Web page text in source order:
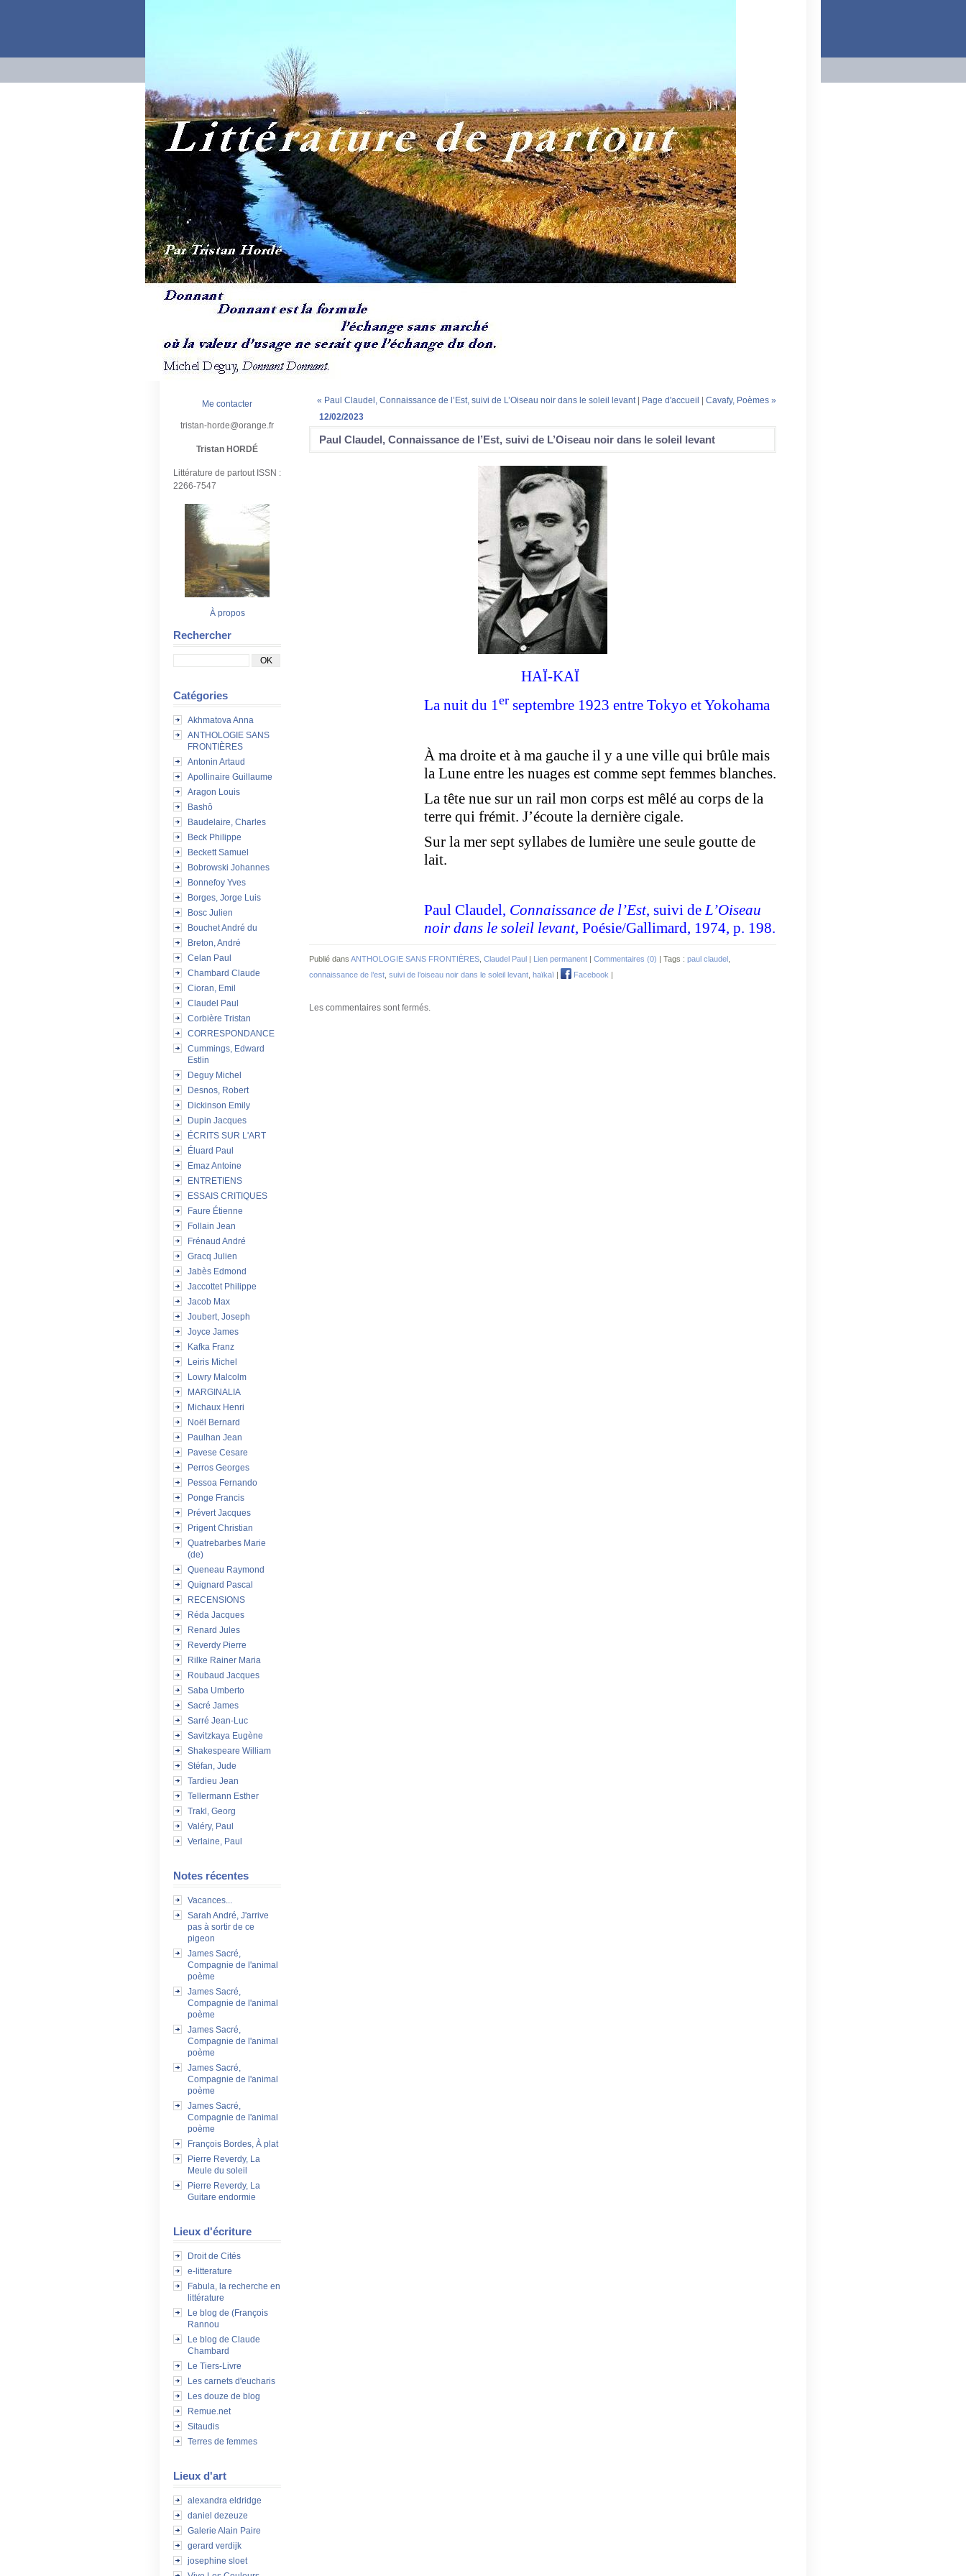
Me contacter
tristan-horde@orange.fr
Tristan HORDÉ
Littérature de partout ISSN :
2266-7547
À propos
Rechercher
Catégories
Akhmatova Anna
ANTHOLOGIE SANS
FRONTIÈRES
Antonin Artaud
Apollinaire Guillaume
Aragon Louis
Bashô
Baudelaire, Charles
Beck Philippe
Beckett Samuel
Bobrowski Johannes
Bonnefoy Yves
Borges, Jorge Luis
Bosc Julien
Bouchet André du
Breton, André
Celan Paul
Chambard Claude
Cioran, Emil
Claudel Paul
Corbière Tristan
CORRESPONDANCE
Cummings, Edward
Estlin
Deguy Michel
Desnos, Robert
Dickinson Emily
Dupin Jacques
ÉCRITS SUR L'ART
Éluard Paul
Emaz Antoine
ENTRETIENS
ESSAIS CRITIQUES
Faure Étienne
Follain Jean
Frénaud André
Gracq Julien
Jabès Edmond
Jaccottet Philippe
Jacob Max
Joubert, Joseph
Joyce James
Kafka Franz
Leiris Michel
Lowry Malcolm
MARGINALIA
Michaux Henri
Noël Bernard
Paulhan Jean
Pavese Cesare
Perros Georges
Pessoa Fernando
Ponge Francis
Prévert Jacques
Prigent Christian
Quatrebarbes Marie
(de)
Queneau Raymond
Quignard Pascal
RECENSIONS
Réda Jacques
Renard Jules
Reverdy Pierre
Rilke Rainer Maria
Roubaud Jacques
Saba Umberto
Sacré James
Sarré Jean-Luc
Savitzkaya Eugène
Shakespeare William
Stéfan, Jude
Tardieu Jean
Tellermann Esther
Trakl, Georg
Valéry, Paul
Verlaine, Paul
Notes récentes
Vacances...
Sarah André, J'arrive
pas à sortir de ce
pigeon
James Sacré,
Compagnie de l'animal
poème
James Sacré,
Compagnie de l'animal
poème
James Sacré,
Compagnie de l'animal
poème
James Sacré,
Compagnie de l'animal
poème
James Sacré,
Compagnie de l'animal
poème
François Bordes, À plat
Pierre Reverdy, La
Meule du soleil
Pierre Reverdy, La
Guitare endormie
Lieux d'écriture
Droit de Cités
e-litterature
Fabula, la recherche en
littérature
Le blog de (François
Rannou
Le blog de Claude
Chambard
Le Tiers-Livre
Les carnets d'eucharis
Les douze de blog
Remue.net
Sitaudis
Terres de femmes
Lieux d'art
alexandra eldridge
daniel dezeuze
Galerie Alain Paire
gerard verdijk
josephine sloet
« Paul Claudel, Connaissance de l’Est, suivi de L’Oiseau noir dans le soleil levant| Page d'accueil
Cavafy, Poèmes »
12/02/2023
Paul Claudel, Connaissance de l’Est, suivi de L’Oiseau noir dans le soleil levant
HAÏ-KAÏ
La nuit du 1er septembre 1923 entre Tokyo et Yokohama
À ma droite et à ma gauche il y a une ville qui brûle mais
la Lune entre les nuages est comme sept femmes blanches.
La tête nue sur un rail mon corps est mêlé au corps de la
terre qui frémit. J’écoute la dernière cigale.
Sur la mer sept syllabes de lumière une seule goutte de
lait.
Paul Claudel, Connaissance de l’Est, suivi deL’Oiseau
noir dans le soleil levant, Poésie/Gallimard, 1974, p. 198.
Publié dans ANTHOLOGIE SANS FRONTIÈRES Claudel Paul | Lien permanent | Commentaires (0) | Tags : paul claudel
connaissance de l’est suivi de l’oiseau noir dans le soleil levant haïkaï | Facebook |
Les commentaires sont fermés.